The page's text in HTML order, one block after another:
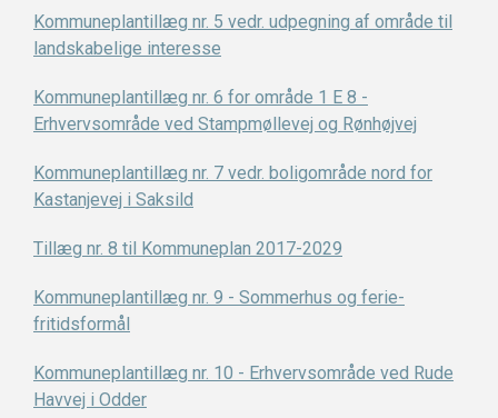
Kommuneplantillæg nr. 5 vedr. udpegning af område til
landskabelige interesse
Kommuneplantillæg nr. 6 for område 1 E 8 -
Erhvervsområde ved Stampmøllevej og Rønhøjvej
Kommuneplantillæg nr. 7 vedr. boligområde nord for
Kastanjevej i Saksild
Tillæg nr. 8 til Kommuneplan 2017-2029
Kommuneplantillæg nr. 9 - Sommerhus og ferie-
fritidsformål
Kommuneplantillæg nr. 10 - Erhvervsområde ved Rude
Havvej i Odder